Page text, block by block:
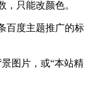
，只能改颜色。
百度主题推广的标
图片，或“本站精